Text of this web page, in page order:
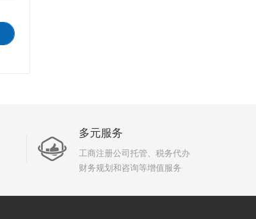
多元服务
工商注册公司托管、税务代办
财务规划和咨询等增值服务